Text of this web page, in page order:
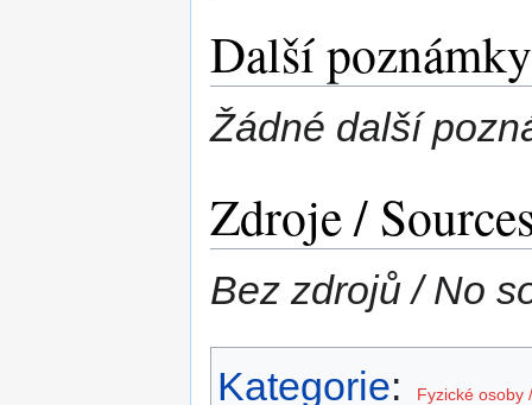
Další
Žádné další
Zdroje /
Bez zdrojů / No
Kategorie: Fyzické osoby